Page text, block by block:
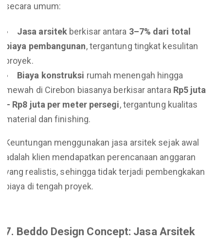
secara umum:
Jasa arsitek berkisar antara 3–7% dari total
biaya pembangunan, tergantung tingkat kesulitan
proyek.
Biaya konstruksi rumah menengah hingga
mewah di Cirebon biasanya berkisar antara Rp5 juta
– Rp8 juta per meter persegi, tergantung kualitas
material dan finishing.
Keuntungan menggunakan jasa arsitek sejak awal
adalah klien mendapatkan perencanaan anggaran
yang realistis, sehingga tidak terjadi pembengkakan
biaya di tengah proyek.
7. Beddo Design Concept: Jasa Arsitek